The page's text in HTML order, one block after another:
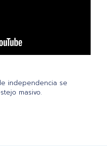
independencia se
masivo.